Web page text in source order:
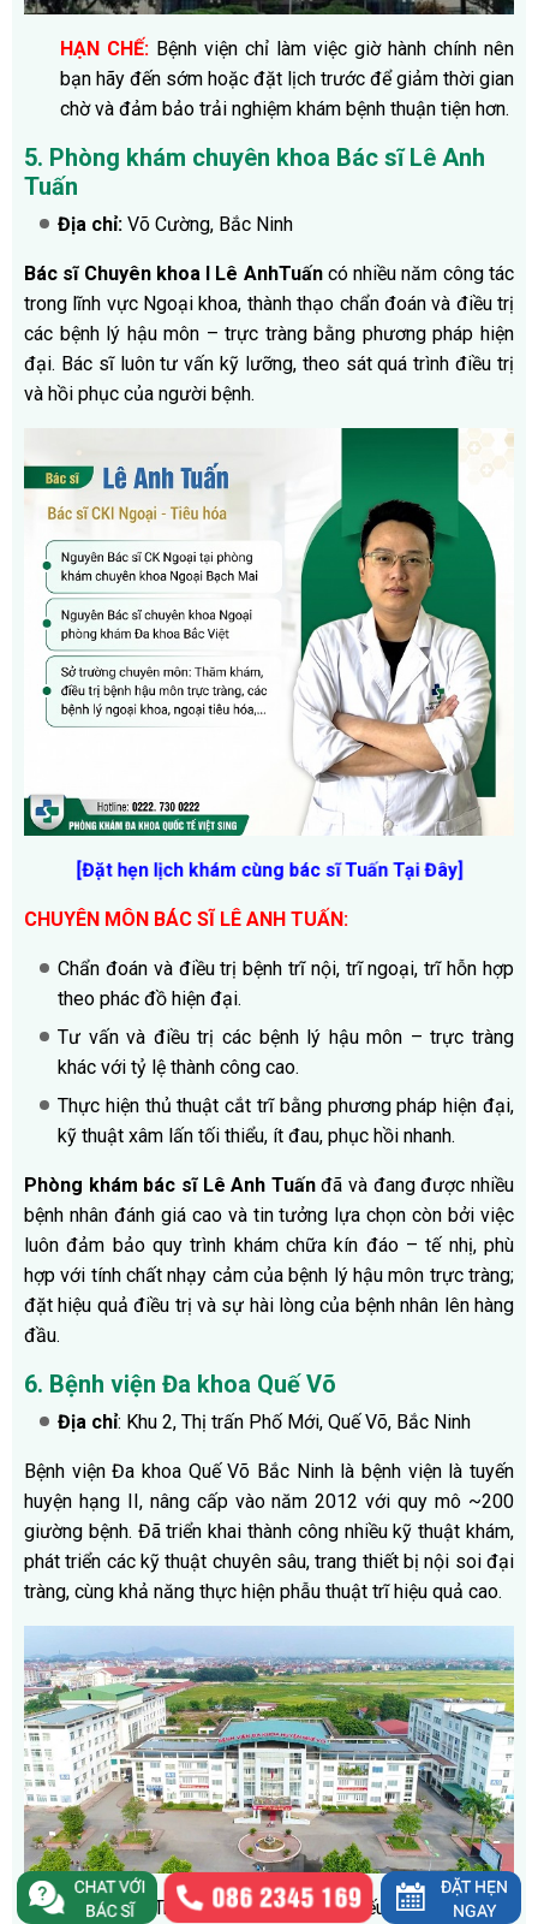
HẠN CHẾ: Bệnh viện chỉ làm việc giờ hành chính nên
bạn hãy đến sớm hoặc đặt lịch trước để giảm thời gian
chờ và đảm bảo trải nghiệm khám bệnh thuận tiện hơn.
5. Phòng khám chuyên khoa Bác sĩ Lê Anh
Tuấn
Địa chỉ: Võ Cường, Bắc Ninh
Bác sĩ Chuyên khoa I Lê AnhTuấn có nhiều năm công tác
trong lĩnh vực Ngoại khoa, thành thạo chẩn đoán và điều trị
các bệnh lý hậu môn – trực tràng bằng phương pháp hiện
đại. Bác sĩ luôn tư vấn kỹ lưỡng, theo sát quá trình điều trị
và hồi phục của người bệnh.
[Đặt hẹn lịch khám cùng bác sĩ Tuấn Tại Đây
CHUYÊN MÔN BÁC SĨ LÊ ANH TUẤN:
Chẩn đoán và điều trị bệnh trĩ nội, trĩ ngoại, trĩ hỗn hợp
theo phác đồ hiện đại.
Tư vấn và điều trị các bệnh lý hậu môn – trực tràng
khác với tỷ lệ thành công cao.
Thực hiện thủ thuật cắt trĩ bằng phương pháp hiện đại,
kỹ thuật xâm lấn tối thiểu, ít đau, phục hồi nhanh.
Phòng khám bác sĩ Lê Anh Tuấnđã và đang được nhiều
bệnh nhân đánh giá cao và tin tưởng lựa chọn còn bởi việc
luôn đảm bảo quy trình khám chữa kín đáo – tế nhị, phù
hợp với tính chất nhạy cảm của bệnh lý hậu môn trực tràng;
đặt hiệu quả điều trị và sự hài lòng của bệnh nhân lên hàng
đầu.
6. Bệnh viện Đa khoa Quế Võ
Địa chỉ: Khu 2, Thị trấn Phố Mới, Quế Võ, Bắc Ninh
Bệnh viện Đa khoa Quế Võ Bắc Ninh là bệnh viện là tuyến
huyện hạng II, nâng cấp vào năm 2012 với quy mô ~200
giường bệnh. Đã triển khai thành công nhiều kỹ thuật khám,
phát triển các kỹ thuật chuyên sâu, trang thiết bị nội soi đại
tràng, cùng khả năng thực hiện phẫu thuật trĩ hiệu quả cao.
HẠN CHẾ: Trang bị máy móc còn thiếu hụt so với tiêu